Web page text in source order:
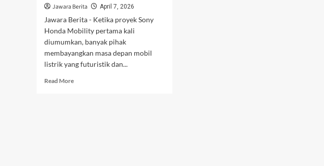
Jawara Berita April 7, 2026
Jawara Berita - Ketika proyek Sony
Honda Mobility pertama kali
diumumkan, banyak pihak
membayangkan masa depan mobil
listrik yang futuristik dan...
Read MoreRead